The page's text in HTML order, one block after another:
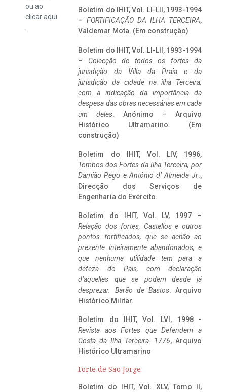
ou ao
clicaraqui
Boletim do IHIT, Vol. LI-LII, 1993-1994
– FORTIFICAÇÃO DA ILHA TERCEIRA,
Valdemar Mota. (Em construção)
Boletim do IHIT, Vol. LI-LII, 1993-1994
– Colecção de todos os fortes da
jurisdição da Villa da Praia e da
jurisdição da cidade na ilha Terceira,
com a indicação da importância da
despesa das obras necessárias em cada
um deles. Anónimo – Arquivo
Histórico Ultramarino. (Em
construção)
Boletim do IHIT, Vol. LIV, 1996,
Tombos dos Fortes da Ilha Terceira, por
Damião Pego e António d’ Almeida Jr.,
Direcção dos Serviços de
Engenharia do Exército.
Boletim do IHIT, Vol. LV, 1997 –
Relação dos fortes, Castellos e outros
pontos fortificados, que se achão ao
prezente inteiramente abandonados, e
que nenhuma utilidade tem para a
defeza do Pais, com declaração
d’aquelles que se podem desde já
desprezar. Barão de Bastos. Arquivo
Histórico Militar.
Boletim do IHIT, Vol. LVI, 1998 -
Revista aos Fortes que Defendem a
Costa da Ilha Terceira- 1776, Arquivo
Histórico Ultramarino
Forte de São Jorge
Boletim do IHIT, Vol. XLV, Tomo II,